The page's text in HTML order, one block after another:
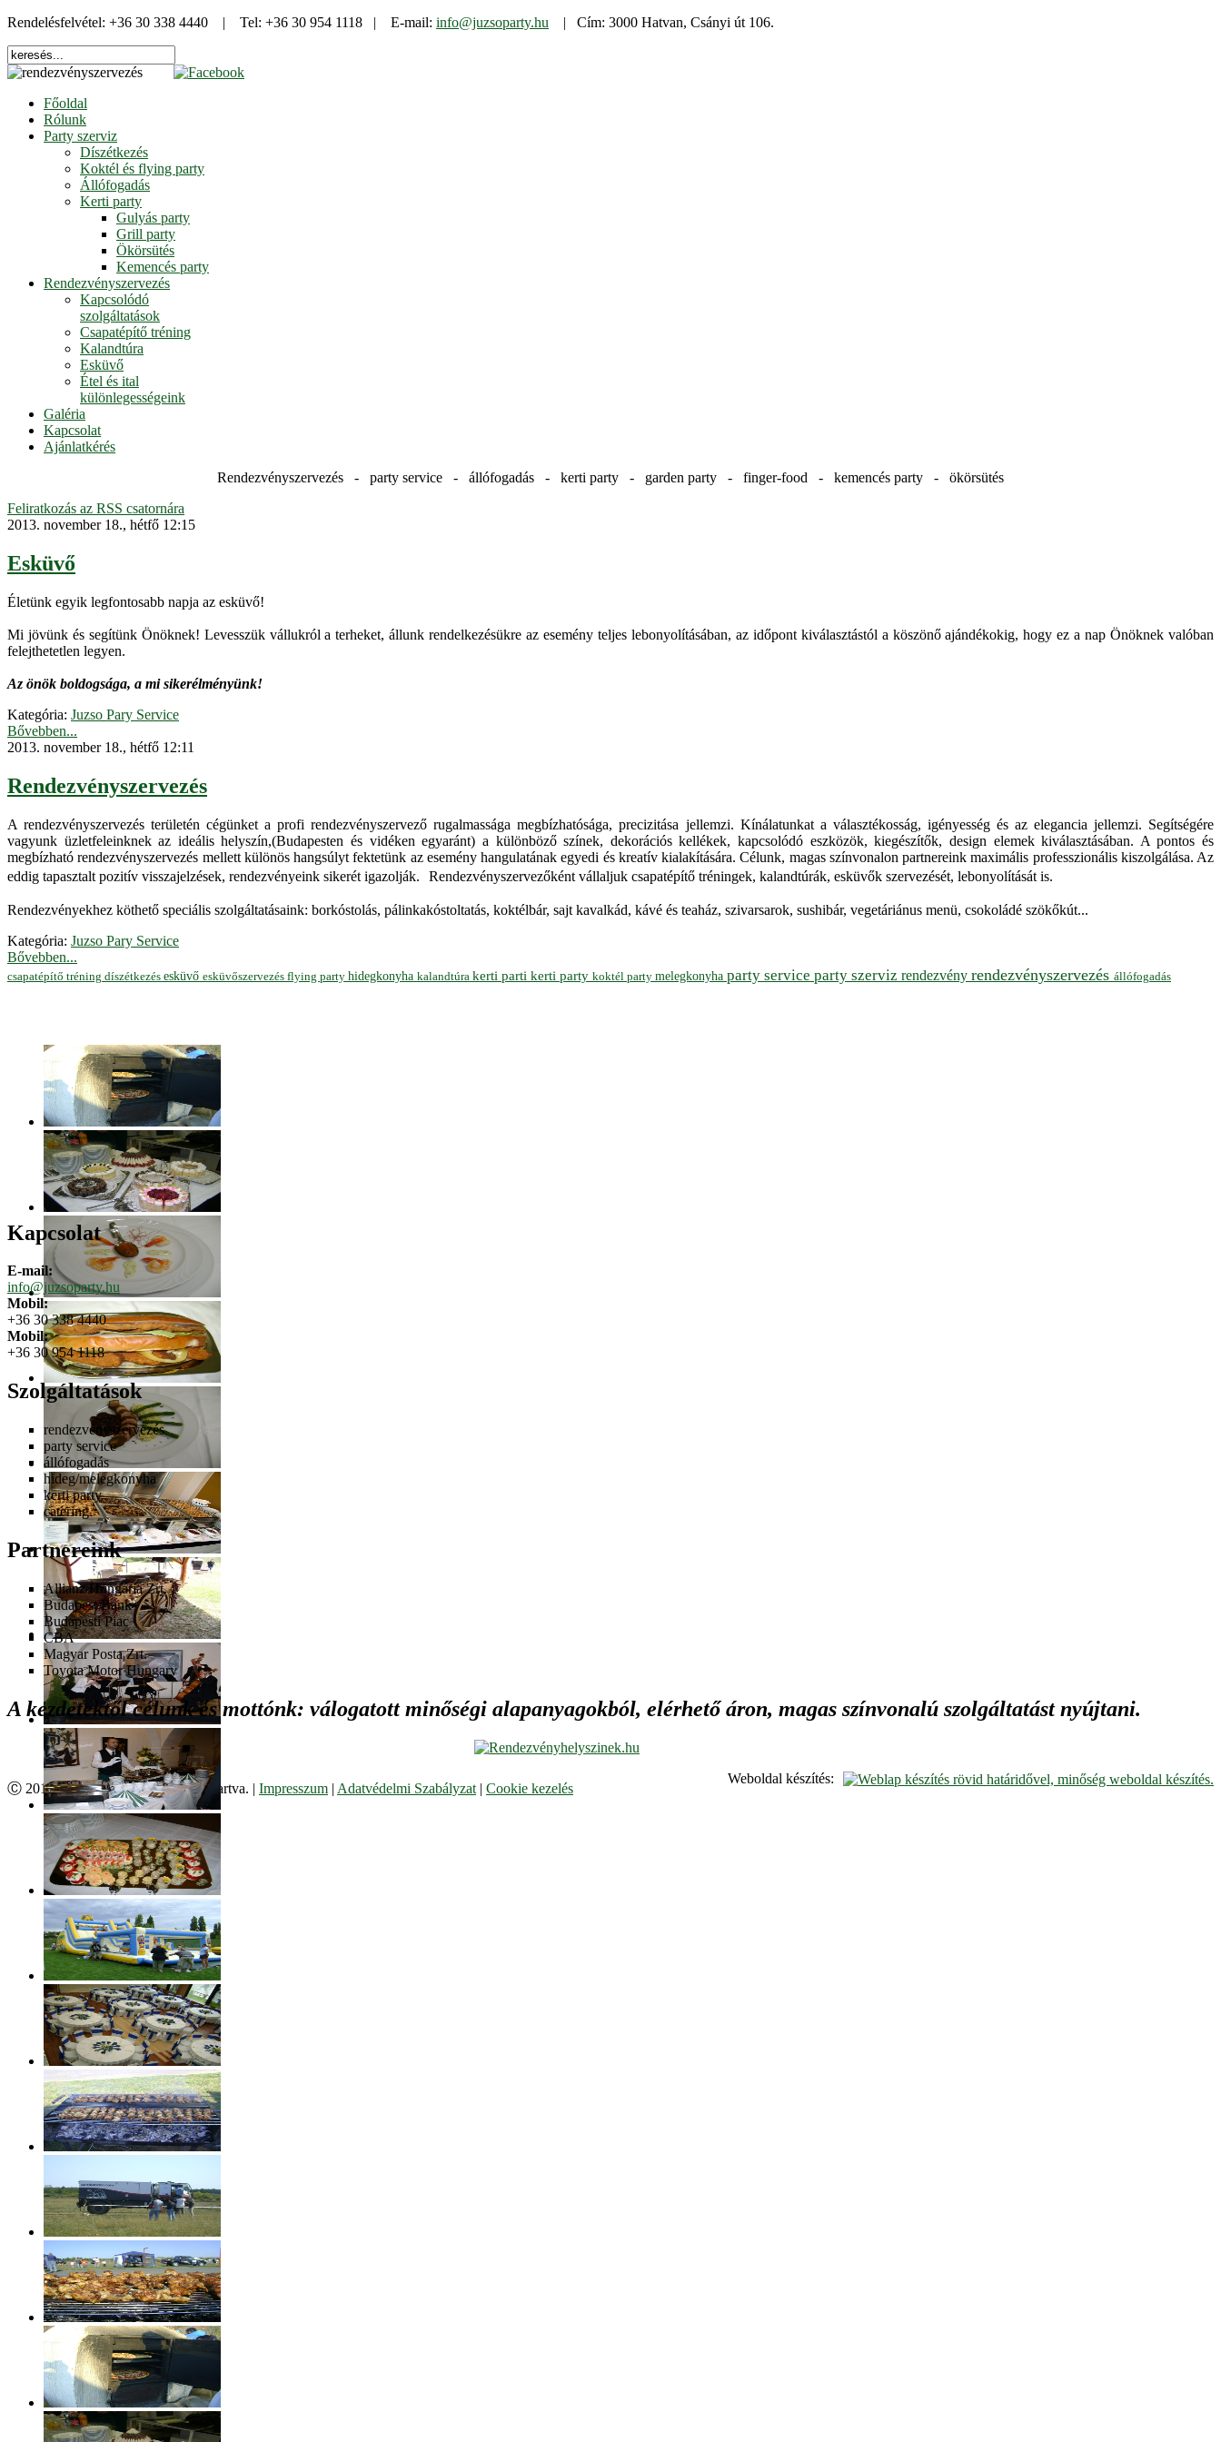
Rendelésfelvétel: +36 30 338 4440 | Tel: +36 30 954 1118 | E-mail: info@juzsoparty.hu | Cím: 3000 Hatvan, Csányi út 106.
Főoldal
Rólunk
Party szerviz
Díszétkezés
Koktél és flying party
Állófogadás
Kerti party
Gulyás party
Grill party
Ökörsütés
Kemencés party
Rendezvényszervezés
Kapcsolódó
szolgáltatások
Csapatépítő tréning
Kalandtúra
Esküvő
Étel és ital
különlegességeink
Galéria
Kapcsolat
Ajánlatkérés
Rendezvényszervezés - party service - állófogadás - kerti party - garden party - finger-food - kemencés party - ökörsütés
Feliratkozás az RSS csatornára
2013. november 18., hétfő 12:15
Esküvő
Életünk egyik legfontosabb napja az esküvő!
Mi jövünk és segítünk Önöknek! Levesszük vállukról a terheket, állunk rendelkezésükre az esemény teljes lebonyolításában, az időpont kiválasztástól a köszönő ajándékokig, hogy ez a nap Önöknek valóban
felejthetetlen legyen.
Az önök boldogsága, a mi sikerélményünk!
Kategória: Juzso Pary Service
Bővebben...
2013. november 18., hétfő 12:11
Rendezvényszervezés
A rendezvényszervezés területén cégünket a profi rendezvényszervező rugalmassága megbízhatósága, precizitása jellemzi. Kínálatunkat a választékosság, igényesség és az elegancia jellemzi. Segítségére
vagyunk üzletfeleinknek az ideális helyszín,(Budapesten és vidéken egyaránt) a különböző színek, dekorációs kellékek, kapcsolódó eszközök, kiegészítők, design elemek kiválasztásában. A pontos és
megbízható rendezvényszervezés mellett különös hangsúlyt fektetünk az esemény hangulatának egyedi és kreatív kialakítására. Célunk, magas színvonalon partnereink maximális professzionális kiszolgálása. Az
eddig tapasztalt pozitív visszajelzések, rendezvényeink sikerét igazolják. Rendezvényszervezőként vállaljuk csapatépítő tréningek, kalandtúrák, esküvők szervezését, lebonyolítását is.
Rendezvényekhez köthető speciális szolgáltatásaink: borkóstolás, pálinkakóstoltatás, koktélbár, sajt kavalkád, kávé és teaház, szivarsarok, sushibár, vegetáriánus menü, csokoládé szökőkút...
Kategória: Juzso Pary Service
Bővebben...
csapatépítő tréning díszétkezés esküvő esküvőszervezés flying party hidegkonyha kalandtúra kerti parti kerti party koktél party melegkonyha party service party szerviz rendezvény rendezvényszervezés állófogadás
Kapcsolat
E-mail:
info@juzsoparty.hu
Mobil:
+36 30 338 4440
Mobil:
+36 30 954 1118
Szolgáltatások
rendezvényszervezés
party service
állófogadás
hideg/melegkonyha
kerti party
catering
Partnereink
Allianz Hungária Zrt.
Budapest Bank
Budapesti Piac
CBA
Magyar Posta Zrt.
Toyota Motor Hungary
A kezdetektől célunk és mottónk: válogatott minőségi alapanyagokból, elérhető áron, magas színvonalú szolgáltatást nyújtani.
Ⓒ 2017. Juzso Bt. Minden jog fenntartva. | Impresszum | Adatvédelmi Szabályzat | Cookie kezelés
Weboldal készítés: